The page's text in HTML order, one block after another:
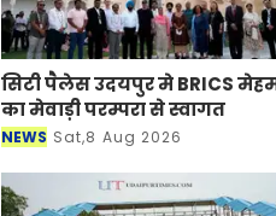
सिटी पैलेस उदयपुर मे BRICS
का मेवाड़ी परम्परा से स्वागत
NEWS Sat,8 Aug 2026